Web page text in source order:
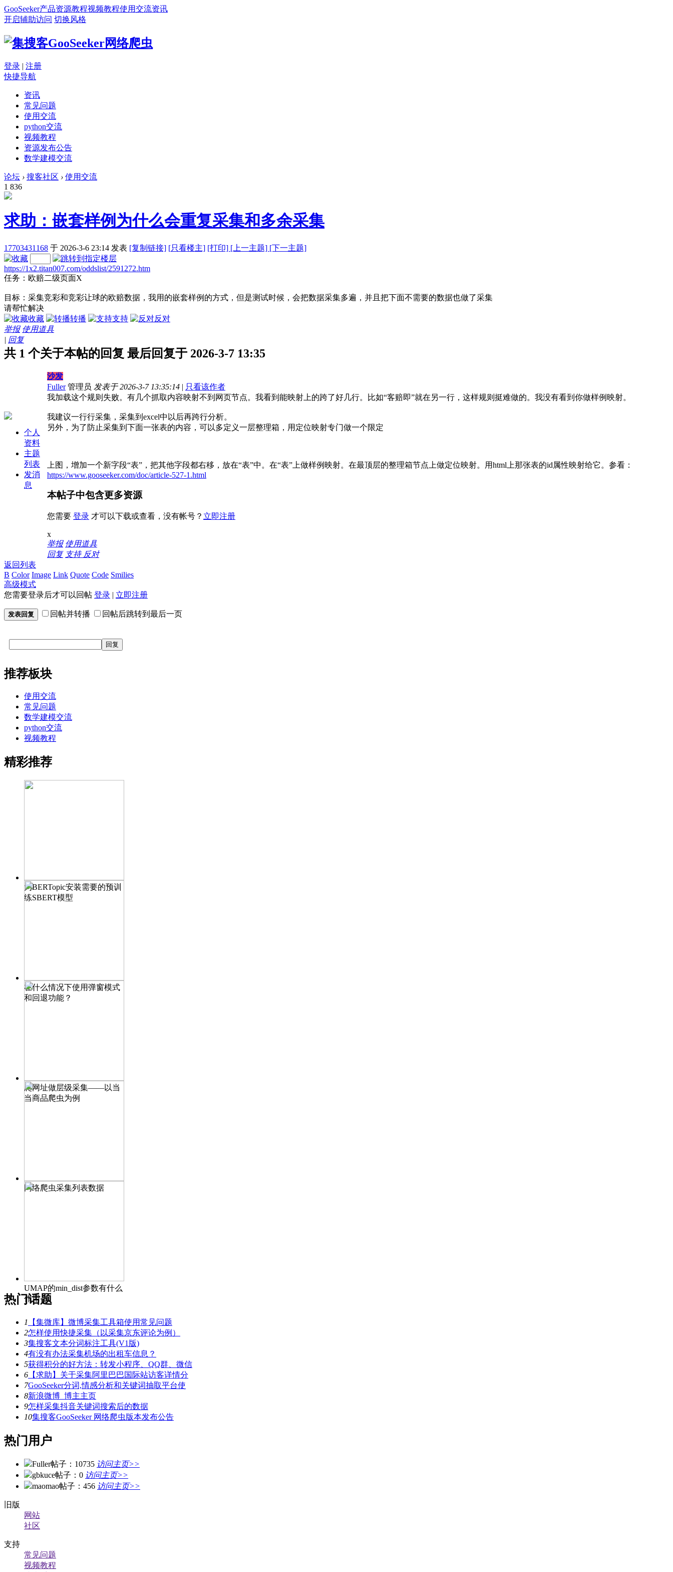
GooSeeker产品资源教程视频教程使用交流资讯
开启辅助访问 切换风格
登录 | 注册
快捷导航
资讯
常见问题
使用交流
python交流
视频教程
资源发布公告
数学建模交流
论坛 › 搜客社区 › 使用交流
1 836
求助：嵌套样例为什么会重复采集和多余采集
17703431168 于 2026-3-6 23:14 发表 [复制链接] [只看楼主] [打印] [上一主题] [下一主题]
https://1x2.titan007.com/oddslist/2591272.htm
任务：欧赔二级页面X
目标：采集竞彩和竞彩让球的欧赔数据，我用的嵌套样例的方式，但是测试时候，会把数据采集多遍，并且把下面不需要的数据也做了采集
请帮忙解决
收藏
转播 支持
反对
举报 使用道具
| 回复
共 1 个关于本帖的回复 最后回复于 2026-3-7 13:35
个人
资料
主题
列表
发消
息
沙发
Fuller 管理员 发表于 2026-3-7 13:35:14 | 只看该作者
我加载这个规则失败。有几个抓取内容映射不到网页节点。我看到能映射上的跨了好几行。比如“客赔即”就在另一行，这样规则挺难做的。我没有看到你做样例映射。
我建议一行行采集，采集到excel中以后再跨行分析。
另外，为了防止采集到下面一张表的内容，可以多定义一层整理箱，用定位映射专门做一个限定
上图，增加一个新字段“表”，把其他字段都右移，放在“表”中。在“表”上做样例映射。在最顶层的整理箱节点上做定位映射。用html上那张表的id属性映射给它。参看：
https://www.gooseeker.com/doc/article-527-1.html
本帖子中包含更多资源
您需要 登录 才可以下载或查看，没有帐号？ 立即注册
x
举报 使用道具
回复 支持 反对
返回列表
B Color Image Link Quote Code Smilies
高级模式
您需要登录后才可以回帖 登录 | 立即注册
发表回复 回帖并转播 回帖后跳转到最后一页
回复
推荐板块
使用交流
常见问题
数学建模交流
python交流
视频教程
精彩推荐
为BERTopic安装需要的预训
练SBERT模型
在什么情况下使用弹窗模式
和回退功能？
爬网址做层级采集——以当
当商品爬虫为例
网络爬虫采集列表数据
UMAP的min_dist参数有什么
作用？
热门话题
1
【集微库】微博采集工具箱使用常见问题
2怎样使用快捷采集（以采集京东评论为例）
3集搜客文本分词标注工具(V1版)
4有没有办法采集机场的出租车信息？
5获得积分的好方法：转发小程序、QQ群、微信
6 【求助】关于采集阿里巴巴国际站访客详情分
7GooSeeker分词,情感分析和关键词抽取平台使
8新浪微博_博主主页
9怎样采集抖音关键词搜索后的数据
10集搜客GooSeeker 网络爬虫版本发布公告
热门用户
Fuller帖子：10735 访问主页>>
gbkuce帖子：0 访问主页>>
maomao帖子：456 访问主页>>
旧版
网站
社区
支持
常见问题
视频教程